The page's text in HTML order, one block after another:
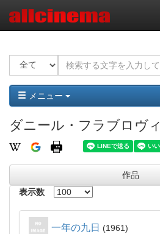
メニュー
ダニール・フラブロヴ
作品
表示数
一年の九日 1961